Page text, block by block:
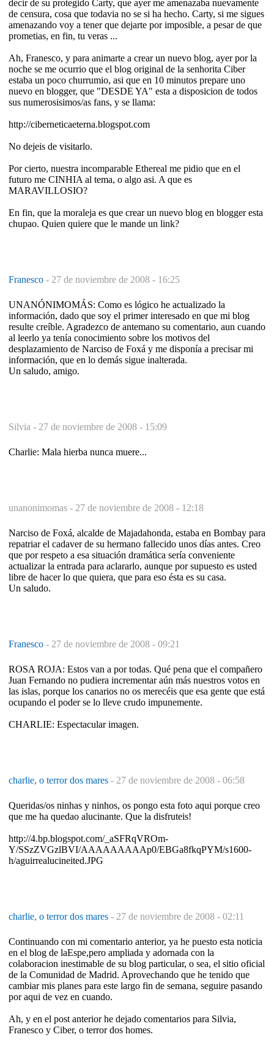
decir de su protegido Carty, que ayer me amenazaba nuevamente
de censura, cosa que todavia no se si ha hecho. Carty, si me sigues
amenazando voy a tener que dejarte por imposible, a pesar de que
prometias, en fin, tu veras ...
Ah, Franesco, y para animarte a crear un nuevo blog, ayer por la
noche se me ocurrio que el blog original de la senhorita Ciber
estaba un poco churrumio, asi que en 10 minutos prepare uno
nuevo en blogger, que "DESDE YA" esta a disposicion de todos
sus numerosisimos/as fans, y se llama:
http://ciberneticaeterna.blogspot.com
No dejeis de visitarlo.
Por cierto, nuestra incomparable Ethereal me pidio que en el
futuro me CINHIA al tema, o algo asi. A que es
MARAVILLOSIO?
En fin, que la moraleja es que crear un nuevo blog en blogger esta
chupao. Quien quiere que le mande un link?
Franesco - 27 de noviembre de 2008 - 16:25
UNANÓNIMOMÁS: Como es lógico he actualizado la
información, dado que soy el primer interesado en que mi blog
resulte creíble. Agradezco de antemano su comentario, aun cuando
al leerlo ya tenía conocimiento sobre los motivos del
desplazamiento de Narciso de Foxá y me disponía a precisar mi
información, que en lo demás sigue inalterada.
Un saludo, amigo.
Silvia - 27 de noviembre de 2008 - 15:09
Charlie: Mala hierba nunca muere...
unanonimomas - 27 de noviembre de 2008 - 12:18
Narciso de Foxá, alcalde de Majadahonda, estaba en Bombay para
repatriar el cadaver de su hermano fallecido unos días antes. Creo
que por respeto a esa situación dramática sería conveniente
actualizar la entrada para aclararlo, aunque por supuesto es usted
libre de hacer lo que quiera, que para eso ésta es su casa.
Un saludo.
Franesco - 27 de noviembre de 2008 - 09:21
ROSA ROJA: Estos van a por todas. Qué pena que el compañero
Juan Fernando no pudiera incrementar aún más nuestros votos en
las islas, porque los canarios no os merecéis que esa gente que está
ocupando el poder se lo lleve crudo impunemente.
CHARLIE: Espectacular imagen.
charlie, o terror dos mares - 27 de noviembre de 2008 - 06:58
Queridas/os ninhas y ninhos, os pongo esta foto aqui porque creo
que me ha quedao alucinante. Que la disfruteis!
http://4.bp.blogspot.com/_aSFRqVROm-
Y/SSzZVGzlBVI/AAAAAAAAAp0/EBGa8fkqPYM/s1600-
h/aguirrealucineited.JPG
charlie, o terror dos mares - 27 de noviembre de 2008 - 02:11
Continuando con mi comentario anterior, ya he puesto esta noticia
en el blog de laEspe,pero ampliada y adornada con la
colaboracion inestimable de su blog particular, o sea, el sitio oficial
de la Comunidad de Madrid. Aprovechando que he tenido que
cambiar mis planes para este largo fin de semana, seguire pasando
por aqui de vez en cuando.
Ah, y en el post anterior he dejado comentarios para Silvia,
Franesco y Ciber, o terror dos homes.